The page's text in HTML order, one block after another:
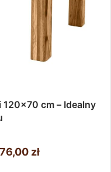
cm – Idealny
złAktualna